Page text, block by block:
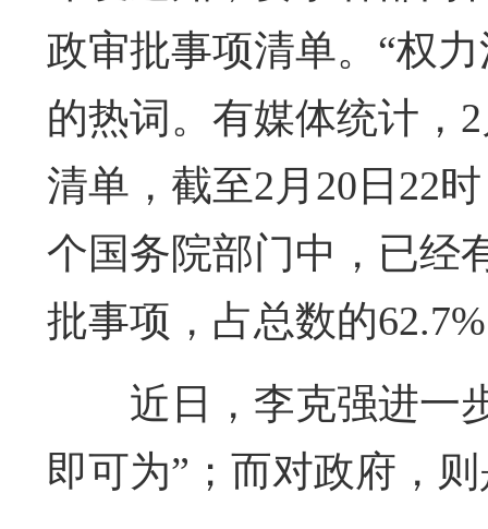
政审批事项清单。“权
的热词。有媒体统计，
清单，截至2月20日22
个国务院部门中，已经
批事项，占总数的
近日，李克强进一
即可为”；而对政府，